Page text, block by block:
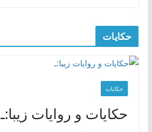
حکایات
حکایات
حکایات و روایات زیبا:ـ